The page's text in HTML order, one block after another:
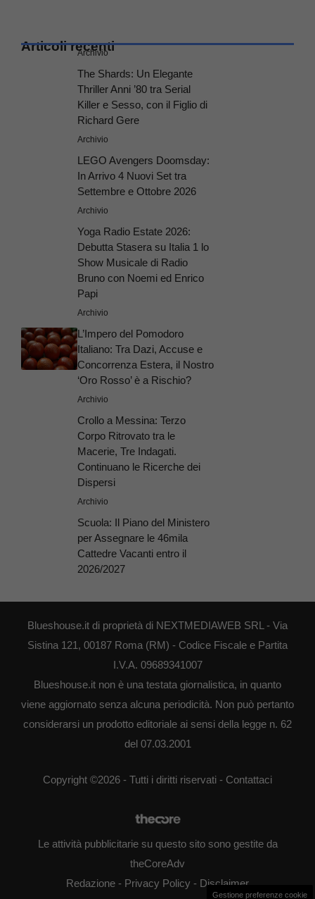
Articoli recenti
Archivio
The Shards: Un Elegante
Thriller Anni ’80 tra Serial
Killer e Sesso, con il Figlio di
Richard Gere
Archivio
LEGO Avengers Doomsday:
In Arrivo 4 Nuovi Set tra
Settembre e Ottobre 2026
Archivio
Yoga Radio Estate 2026:
Debutta Stasera su Italia 1 lo
Show Musicale di Radio
Bruno con Noemi ed Enrico
Papi
Archivio
L’Impero del Pomodoro
Italiano: Tra Dazi, Accuse e
Concorrenza Estera, il Nostro
‘Oro Rosso’ è a Rischio?
Archivio
Crollo a Messina: Terzo
Corpo Ritrovato tra le
Macerie, Tre Indagati.
Continuano le Ricerche dei
Dispersi
Archivio
Scuola: Il Piano del Ministero
per Assegnare le 46mila
Cattedre Vacanti entro il
2026/2027
Blueshouse.it di proprietà di NEXTMEDIAWEB SRL - Via
Sistina 121, 00187 Roma (RM) - Codice Fiscale e Partita
I.V.A. 09689341007
Blueshouse.it non è una testata giornalistica, in quanto
viene aggiornato senza alcuna periodicità. Non può pertanto
considerarsi un prodotto editoriale ai sensi della legge n. 62
del 07.03.2001
Copyright ©2026 - Tutti i diritti riservati - Contattaci
Le attività pubblicitarie su questo sito sono gestite da
theCoreAdv
Redazione - Privacy Policy - Disclaimer
Gestione preferenze cookie